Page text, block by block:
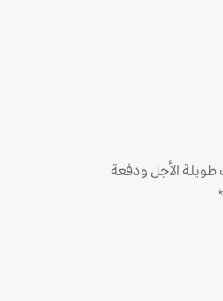
طويلة الأجل ودفعة